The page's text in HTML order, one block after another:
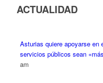
ACTUALIDAD
Asturias quiere apoyarse en
servicios públicos sean
am